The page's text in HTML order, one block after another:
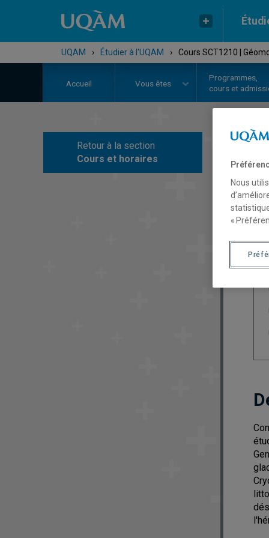
UQAM › Étudier à l'UQAM › Cours SCT1210 |
Accueil Vous êtes
Programmes,
cours et
Retour à la section
Cours et horaires
Nous
«